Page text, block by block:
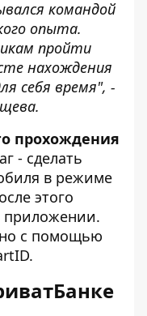
командой
опыта.
пройти
нахождения
себя время", -
прохождения
- сделать
в режиме
этого
приложении.
с помощью